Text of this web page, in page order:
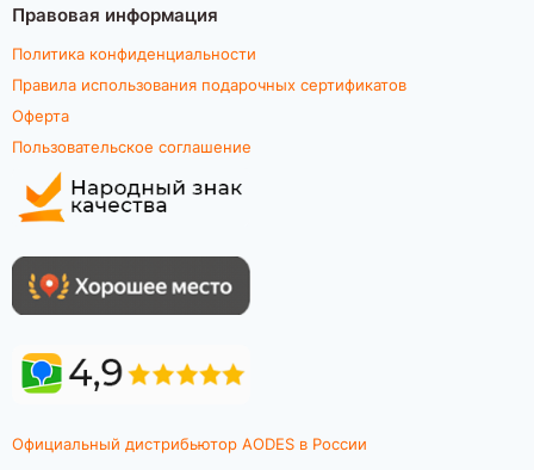
Правовая информация
Политика конфиденциальности
Правила использования подарочных сертификатов
Оферта
Пользовательское соглашение
Официальный дистрибьютор AODES в России